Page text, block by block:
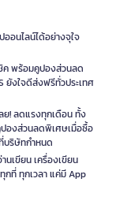
อนไลน์ได้อย่างจุใจ
ค พร้อมคูปองส่วนลด
ยังใจดีส่งฟรีทั่วประเทศ
ย! ลดแรงทุกเดือน ทั้ง
องส่วนลดพิเศษเมื่อซื้อ
บริษัทกำหนด
นเขียน เครื่องเขียน
กที่ ทุกเวลา แค่มี App